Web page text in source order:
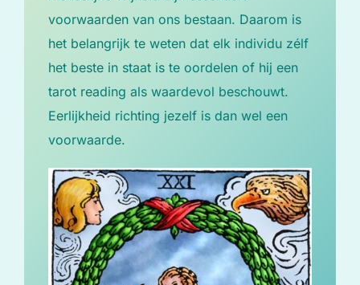
voorwaarden van ons bestaan. Daarom is
het belangrijk te weten dat elk individu zélf
het beste in staat is te oordelen of hij een
tarot reading als waardevol beschouwt.
Eerlijkheid richting jezelf is dan wel een
voorwaarde.